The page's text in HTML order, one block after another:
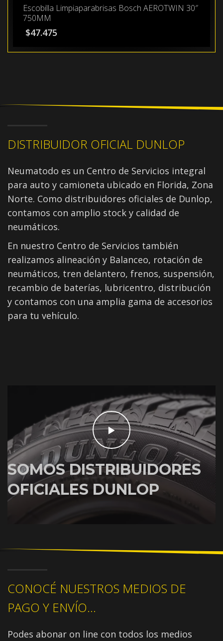
Escobilla Limpiaparabrisas Bosch AEROTWIN 30″
750MM
$47.475
DISTRIBUIDOR OFICIAL DUNLOP
Neumatodo es un Centro de Servicios integral
para auto y camioneta ubicado en Florida, Zona
Norte. Como distribuidores oficiales de Dunlop,
contamos con amplio stock y calidad de
neumáticos.
En nuestro Centro de Servicios también
realizamos alineación y Balanceo, rotación de
neumáticos, tren delantero, frenos, suspensión,
recambio de baterías, lubricentro, distribución
y contamos con una amplia gama de accesorios
para tu vehículo.
SOMOS DISTRIBUIDORES
OFICIALES DUNLOP
CONOCÉ NUESTROS MEDIOS DE
PAGO Y ENVÍO...
Podes abonar on line con todos los medios